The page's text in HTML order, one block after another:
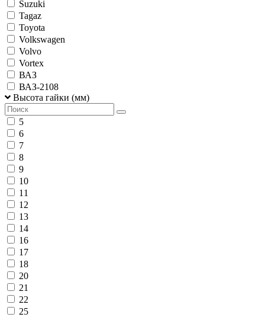
Suzuki
Tagaz
Toyota
Volkswagen
Volvo
Vortex
ВАЗ
ВАЗ-2108
Высота гайки (мм)
5
6
7
8
9
10
11
12
13
14
16
17
18
20
21
22
25